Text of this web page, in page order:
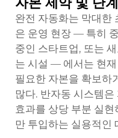
완전 자동화는 막대한
은 운영 현장 — 특히
중인 스타트업, 또는
는 시설 — 에서는 현
필요한 자본을 확보하
많다. 반자동 시스템
효과를 상당 부분 실
만 투입하는 실용적인